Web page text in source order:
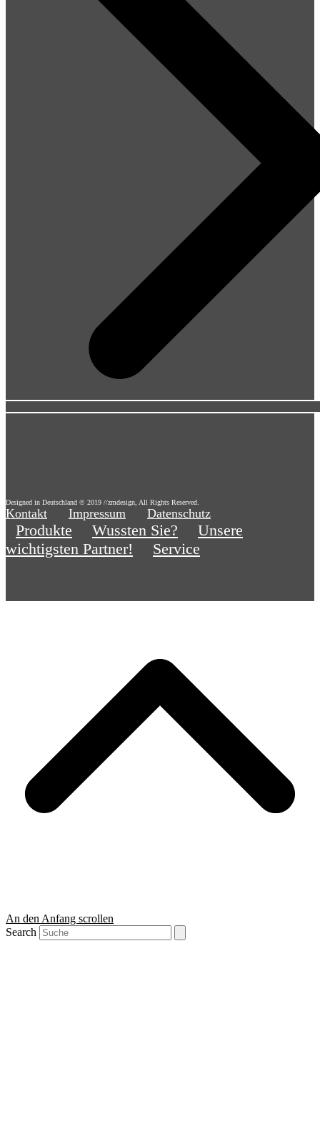
Designed in Deutschland © 2019 //zmdesign, All Rights Reserved.
Kontakt Impressum Datenschutz
Produkte Wussten Sie?
Unsere
wichtigsten Partner!
Service
An den Anfang scrollen
Search